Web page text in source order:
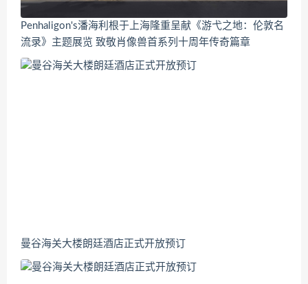
Penhaligon's潘海利根于上海隆重呈献《游弋之地：伦敦名
流录》主题展览 致敬肖像兽首系列十周年传奇篇章
曼谷海关大楼朗廷酒店正式开放预订